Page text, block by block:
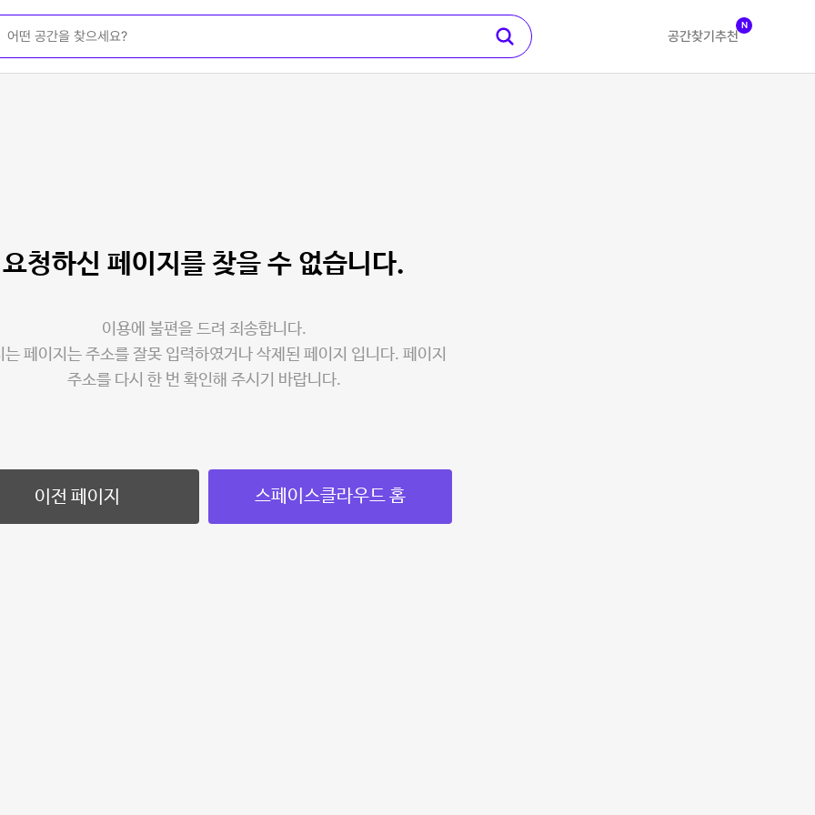
공간찾기 추천
N
요청하신 페이지를 찾을 수 없습니다.
이용에 불편을 드려 죄송합니다.
는 페이지는 주소를 잘못 입력하였거나 삭제된 페이지 입니다. 페이지
주소를 다시 한 번 확인해 주시기 바랍니다.
이전 페이지 스페이스클라우드 홈